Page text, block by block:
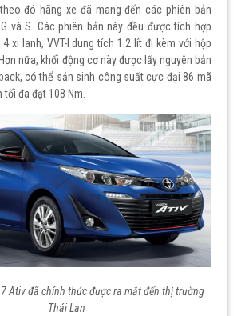
đó hãng xe đã mang đến các phiên bản
và S. Các phiên bản này đều được tích hợp
xi lanh, VVT-I dung tích 1.2 lít đi kèm với hộp
nữa, khối động cơ này được lấy nguyên bản
có thể sản sinh công suất cực đại 86 mã
đa đạt 108 Nm.
Ativ đã chính thức được ra mắt đến thị trường
Thái Lan